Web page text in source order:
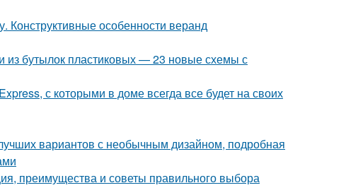
Конструктивные особенности веранд
из бутылок пластиковых — 23 новые схемы с
с которыми в доме всегда все будет на своих
вариантов с необычным дизайном, подробная
преимущества и советы правильного выбора